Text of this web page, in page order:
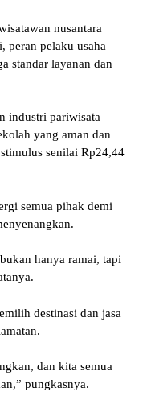
nusantara
peran pelaku usaha
standar layanan dan
industri pariwisata
yang aman dan
senilai Rp24,44
semua pihak demi
hanya ramai, tapi
destinasi dan jasa
dan kita semua
pungkasnya.